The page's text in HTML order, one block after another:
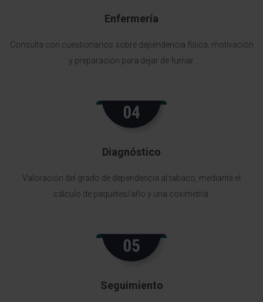
Enfermería
Consulta con cuestionarios sobre dependencia física, motivación
y preparación para dejar de fumar.
Diagnóstico
Valoración del grado de dependencia al tabaco, mediante el
cálculo de paquetes/año y una coximetría.
Seguimiento